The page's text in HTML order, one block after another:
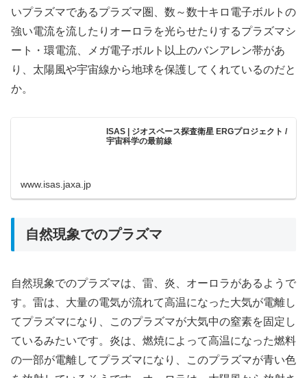
いプラズマであるプラズマ圏、数～数十キロ電子ボルトの
強い電流を流したりオーロラを光らせたりするプラズマシ
ート・環電流、メガ電子ボルト以上のバンアレン帯があ
り、太陽風や宇宙線から地球を保護してくれているのだと
か。
ISAS | ジオスペース探査衛星 ERGプロジェクト /
宇宙科学の最前線
www.isas.jaxa.jp
自然現象でのプラズマ
自然現象でのプラズマは、雷、炎、オーロラがあるようで
す。雷は、大量の電気が流れて高温になった大気が電離し
てプラズマになり、このプラズマが大気中の窒素を固定し
ているみたいです。炎は、燃焼によって高温になった燃料
の一部が電離してプラズマになり、このプラズマが青い色